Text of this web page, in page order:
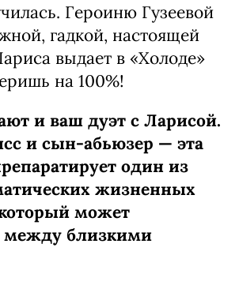
Героиню Гузеевой
гадкой, настоящей
выдает в «Холоде»
на 100%!
и ваш дуэт с Ларисой.
и сын-абьюзер — эта
один из
жизненных
может
между близкими